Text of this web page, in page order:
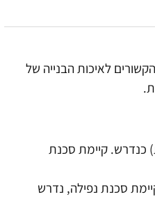
לאיכות הבנייה של
מדרגות פנים המכיל יותר מ-3 מדרגות ברצף (5 מדרגות) כנדרש. קיימת סכנת
פחות מ-105 ס"מ המינימליים הנדרשים (100 ס"מ). קיימת סכנת נפילה, נדרש